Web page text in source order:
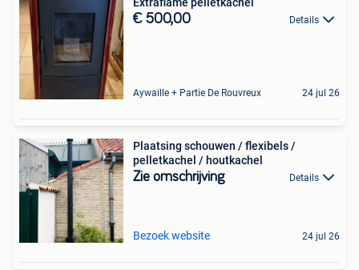
€ 500,00 Details
Aywaille + Partie De Rouvreux 24 jul 26
Plaatsing schouwen / flexibels /
pelletkachel / houtkachel
Zie omschrijving Details
Bezoek website 24 jul 26